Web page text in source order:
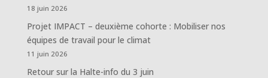
18 juin 2026
Projet IMPACT – deuxième cohorte : Mobiliser nos
équipes de travail pour le climat
11 juin 2026
Retour sur la Halte-info du 3 juin